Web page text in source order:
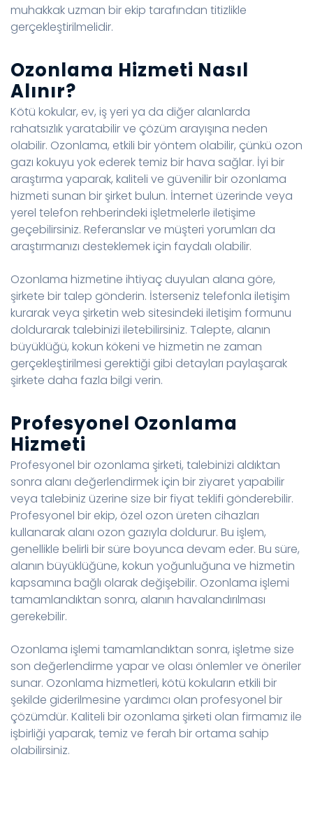
muhakkak uzman bir ekip tarafından titizlikle
gerçekleştirilmelidir.
Ozonlama Hizmeti Nasıl
Alınır?
Kötü kokular, ev, iş yeri ya da diğer alanlarda
rahatsızlık yaratabilir ve çözüm arayışına neden
olabilir. Ozonlama, etkili bir yöntem olabilir, çünkü ozon
gazı kokuyu yok ederek temiz bir hava sağlar. İyi bir
araştırma yaparak, kaliteli ve güvenilir bir ozonlama
hizmeti sunan bir şirket bulun. İnternet üzerinde veya
yerel telefon rehberindeki işletmelerle iletişime
geçebilirsiniz. Referanslar ve müşteri yorumları da
araştırmanızı desteklemek için faydalı olabilir.
Ozonlama hizmetine ihtiyaç duyulan alana göre,
şirkete bir talep gönderin. İsterseniz telefonla iletişim
kurarak veya şirketin web sitesindeki iletişim formunu
doldurarak talebinizi iletebilirsiniz. Talepte, alanın
büyüklüğü, kokun kökeni ve hizmetin ne zaman
gerçekleştirilmesi gerektiği gibi detayları paylaşarak
şirkete daha fazla bilgi verin.
Profesyonel Ozonlama
Hizmeti
Profesyonel bir ozonlama şirketi, talebinizi aldıktan
sonra alanı değerlendirmek için bir ziyaret yapabilir
veya talebiniz üzerine size bir fiyat teklifi gönderebilir.
Profesyonel bir ekip, özel ozon üreten cihazları
kullanarak alanı ozon gazıyla doldurur. Bu işlem,
genellikle belirli bir süre boyunca devam eder. Bu süre,
alanın büyüklüğüne, kokun yoğunluğuna ve hizmetin
kapsamına bağlı olarak değişebilir. Ozonlama işlemi
tamamlandıktan sonra, alanın havalandırılması
gerekebilir.
Ozonlama işlemi tamamlandıktan sonra, işletme size
son değerlendirme yapar ve olası önlemler ve öneriler
sunar. Ozonlama hizmetleri, kötü kokuların etkili bir
şekilde giderilmesine yardımcı olan profesyonel bir
çözümdür. Kaliteli bir ozonlama şirketi olan firmamız ile
işbirliği yaparak, temiz ve ferah bir ortama sahip
olabilirsiniz.